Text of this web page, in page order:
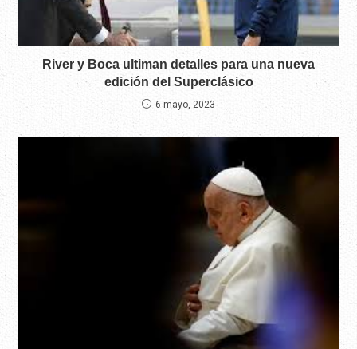
River y Boca ultiman detalles para una nueva
edición del Superclásico
6 mayo, 2023